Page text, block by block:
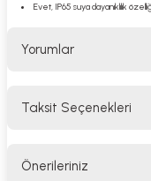
Evet, IP65 suya dayanıklılık
Yorumlar
Taksit Seçenekleri
Önerileriniz